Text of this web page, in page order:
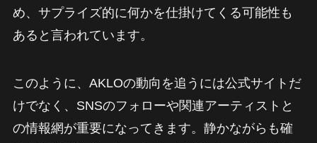
め、サプライズ的に何かを仕掛けてくる可能性も
あると言われています。
このように、AKLOの動向を追うには公式サイトだ
けでなく、SNSのフォローや関連アーティストと
の情報網が重要になってきます。静かながらも確